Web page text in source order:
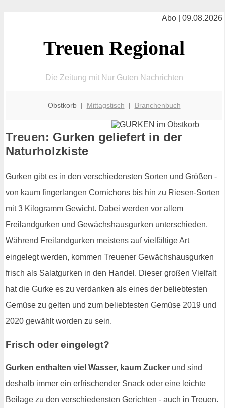
Abo | 09.08.2026
Treuen Regional
Die Zeitung mit Nur Guten Nachrichten
Obstkorb | Mittagstisch | Branchenbuch
Treuen: Gurken geliefert in der
Naturholzkiste
Gurken gibt es in den verschiedensten Sorten und Größen -
von kaum fingerlangen Cornichons bis hin zu Riesen-Sorten
mit 3 Kilogramm Gewicht. Dabei werden vor allem
Freilandgurken und Gewächshausgurken unterschieden.
Während Freilandgurken meistens auf vielfältige Art
eingelegt werden, kommen Treuener Gewächshausgurken
frisch als Salatgurken in den Handel. Dieser großen Vielfalt
hat die Gurke es zu verdanken als eines der beliebtesten
Gemüse zu gelten und zum beliebtesten Gemüse 2019 und
2020 gewählt worden zu sein.
Frisch oder eingelegt?
Gurken enthalten viel Wasser, kaum Zucker und sind
deshalb immer ein erfrischender Snack oder eine leichte
Beilage zu den verschiedensten Gerichten - auch in Treuen.